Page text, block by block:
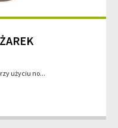
użyciu no...